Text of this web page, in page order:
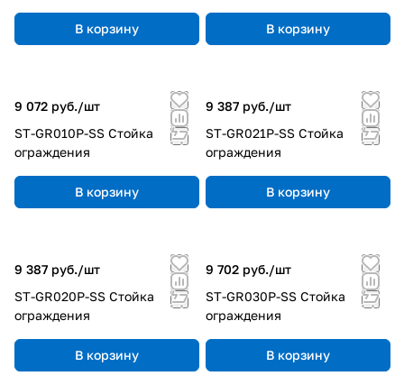
В корзину В корзину
9 072 руб./шт
ST-GR010P-SS Стойка
ограждения
В корзину
9 387 руб./шт
ST-GR021P-SS Стойка
ограждения
В корзину
9 387 руб./шт
ST-GR020P-SS Стойка
ограждения
В корзину
9 702 руб./шт
ST-GR030P-SS Стойка
ограждения
В корзину